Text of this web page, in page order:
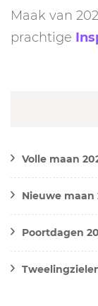
Maak van
prachtige
Volle maan
Nieuwe maan
Poortdagen